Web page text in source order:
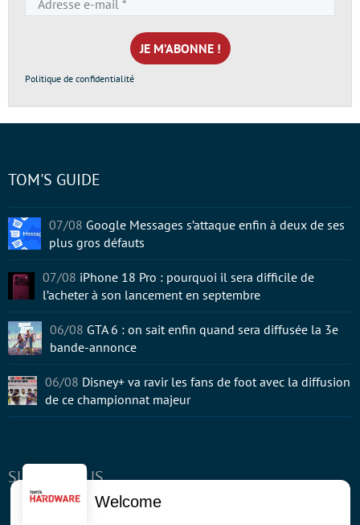
e-
mail
*
Politique de confidentialité
SUIVEZ-NOUS
FacebookTwitter Youtube
TOM'S GUIDE
07/08 Google Messages s’attaque enfin à deux de ses
plus gros défauts
07/08 iPhone 18 Pro : pourquoi il sera difficile de
l’acheter à son lancement en septembre
06/08 GTA 6 : on sait enfin quand sera diffusée la 3e
bande-annonce
06/08 Disney+ va ravir les fans de foot avec la diffusion
de ce championnat majeur
Welcome